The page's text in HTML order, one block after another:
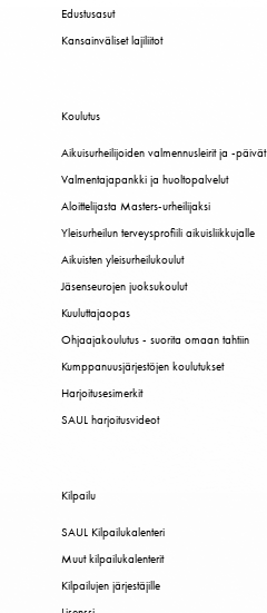
Edustusasut
Kansainväliset lajiliitot
Koulutus
Aikuisurheilijoiden valmennusleirit ja -päivät
Valmentajapankki ja huoltopalvelut
Aloittelijasta Masters-urheilijaksi
Yleisurheilun terveysprofiili aikuisliikkujalle
Aikuisten yleisurheilukoulut
Jäsenseurojen juoksukoulut
Kuuluttajaopas
Ohjaajakoulutus - suorita omaan tahtiin
Kumppanuusjärjestöjen koulutukset
Harjoitusesimerkit
SAUL harjoitusvideot
Kilpailu
SAUL Kilpailukalenteri
Muut kilpailukalenterit
Kilpailujen järjestäjille